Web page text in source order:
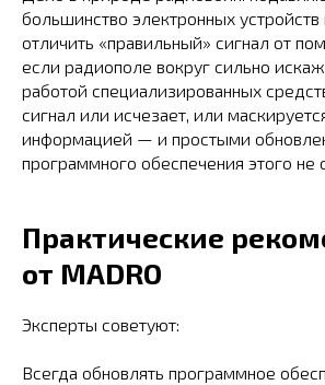
большинство электронных устройств
отличить «правильный» сигнал от
если радиополе вокруг сильно
работой специализированных
сигнал или исчезает, или
информацией — и простыми
программного обеспечения этого не
Практические
от MADRO
Эксперты советуют:
Всегда обновлять программное